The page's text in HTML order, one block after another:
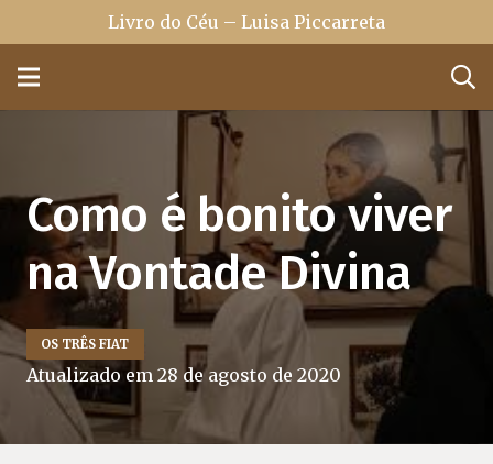
Livro do Céu – Luisa Piccarreta
Como é bonito viver
na Vontade Divina
OS TRÊS FIAT
Atualizado em 28 de agosto de 2020